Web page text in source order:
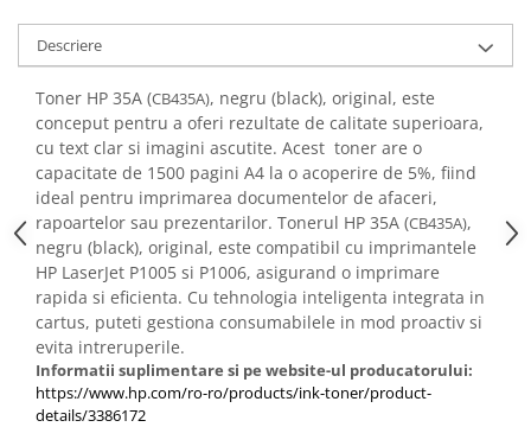
Ribbon
Desktop PC
PC Office
PC Gaming
Workstation
All-in-One PC
Mini PC
Monitoare
Monitoare LED
Accesorii monitoare
Componente
Descriere
Toner HP 35A (CB435A), negru (black), original, este
conceput pentru a oferi rezultate de calitate superioara,
cu text clar si imagini ascutite. Acest toner are o
capacitate de 1500 pagini A4 la o acoperire de 5%, fiind
ideal pentru imprimarea documentelor de afaceri,
rapoartelor sau prezentarilor. Tonerul HP 35A (CB435A),
negru (black), original, este compatibil cu imprimantele
HP LaserJet P1005 si P1006, asigurand o imprimare
rapida si eficienta. Cu tehnologia inteligenta integrata in
cartus, puteti gestiona consumabilele in mod proactiv si
evita intreruperile.
Informatii suplimentare si pe website-ul producatorului:
https://www.hp.com/ro-ro/products/ink-toner/product-
details/3386172